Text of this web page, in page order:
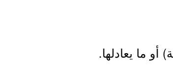
أو ما يعادلها.